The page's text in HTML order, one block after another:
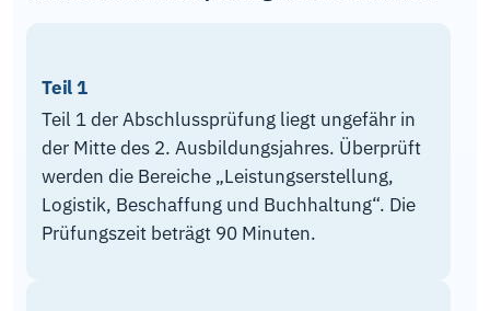
Teil 1
Teil 1 der Abschlussprüfung liegt ungefähr in
der Mitte des 2. Ausbildungsjahres. Überprüft
werden die Bereiche „Leistungserstellung,
Logistik, Beschaffung und Buchhaltung“. Die
Prüfungszeit beträgt 90 Minuten.